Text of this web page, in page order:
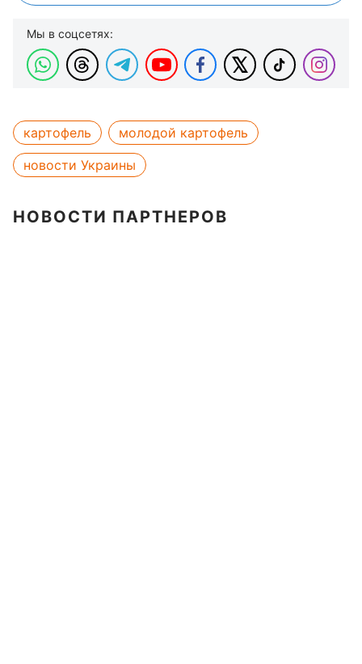
Мы в соцсетях:
картофель
молодой картофель
новости Украины
НОВОСТИ ПАРТНЕРОВ